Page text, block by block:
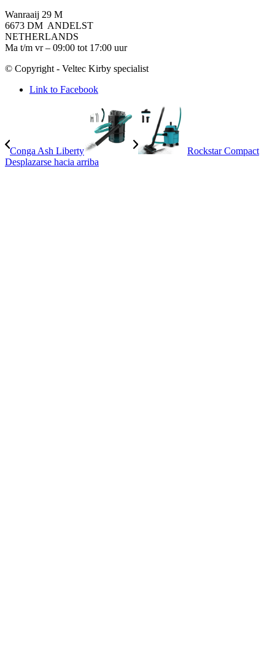
Wanraaij 29 M
6673 DM ANDELST
NETHERLANDS
Ma t/m vr – 09:00 tot 17:00 uur
© Copyright - Veltec Kirby specialist
Link to Facebook
Conga Ash Liberty
Rockstar Compact
Desplazarse hacia arriba